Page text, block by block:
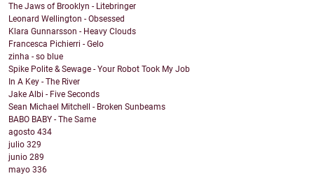
The Jaws of Brooklyn - Litebringer
Leonard Wellington - Obsessed
Klara Gunnarsson - Heavy Clouds
Francesca Pichierri - Gelo
zinha - so blue
Spike Polite & Sewage - Your Robot Took My Job
In A Key - The River
Jake Albi - Five Seconds
Sean Michael Mitchell - Broken Sunbeams
BABO BABY - The Same
agosto 434
julio 329
junio 289
mayo 336